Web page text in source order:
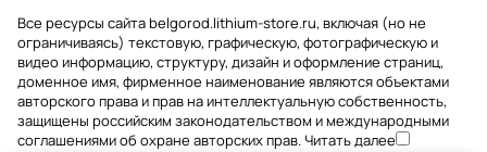
Все ресурсы сайта belgorod.lithium-store.ru, включая (но не
ограничиваясь) текстовую, графическую, фотографическую и
видео информацию, структуру, дизайн и оформление страниц,
доменное имя, фирменное наименование являются объектами
авторского права и прав на интеллектуальную собственность,
защищены российским законодательством и международными
соглашениями об охране авторских прав.Читать далее